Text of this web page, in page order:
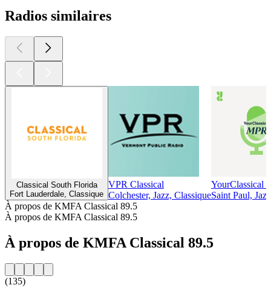
Radios similaires
Classical South Florida
Fort Lauderdale, Classique
VPR Classical
Colchester, Jazz, Classique
YourClassical
Saint Paul,
À propos de KMFA Classical 89.5
À propos de KMFA Classical 89.5
À propos de KMFA Classical 89.5
(135)